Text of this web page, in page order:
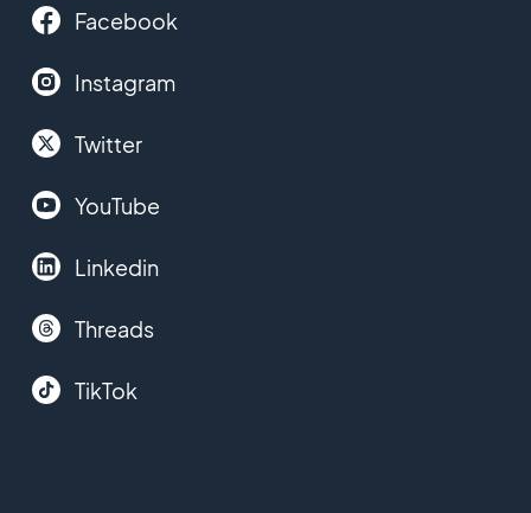
Facebook
Instagram
Twitter
YouTube
Linkedin
Threads
TikTok